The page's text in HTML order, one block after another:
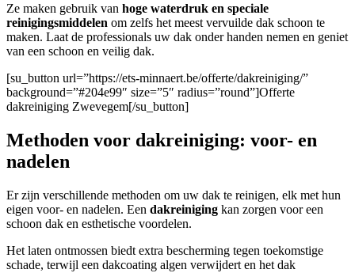
Ze maken gebruik van hoge waterdruk en speciale
reinigingsmiddelen om zelfs het meest vervuilde dak schoon te
maken. Laat de professionals uw dak onder handen nemen en geniet
van een schoon en veilig dak.
[su_button url=”https://ets-minnaert.be/offerte/dakreiniging/”
background=”#204e99″ size=”5″ radius=”round”]Offerte
dakreiniging Zwevegem[/su_button]
Methoden voor dakreiniging: voor- en
nadelen
Er zijn verschillende methoden om uw dak te reinigen, elk met hun
eigen voor- en nadelen. Een dakreiniging kan zorgen voor een
schoon dak en esthetische voordelen.
Het laten ontmossen biedt extra bescherming tegen toekomstige
schade, terwijl een dakcoating algen verwijdert en het dak